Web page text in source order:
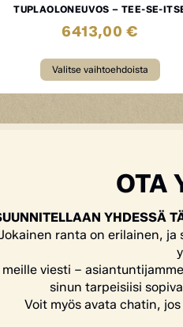
TUPLAOLONEUVOS – TEE-SE-
6413,00 €
Valitse vaihtoehdoista
OTA
YHDESSÄ
Jokainen ranta on erilainen,
meille viesti –
sinun tarpeisiisi
Voit myös avata chatin,